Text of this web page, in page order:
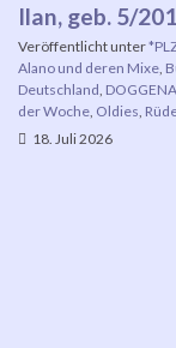
Ilan, geb. 5/
Veröffentlicht unter
Alano und deren Mixe
Deutschland
der Woche Oldies
18. Juli 2026